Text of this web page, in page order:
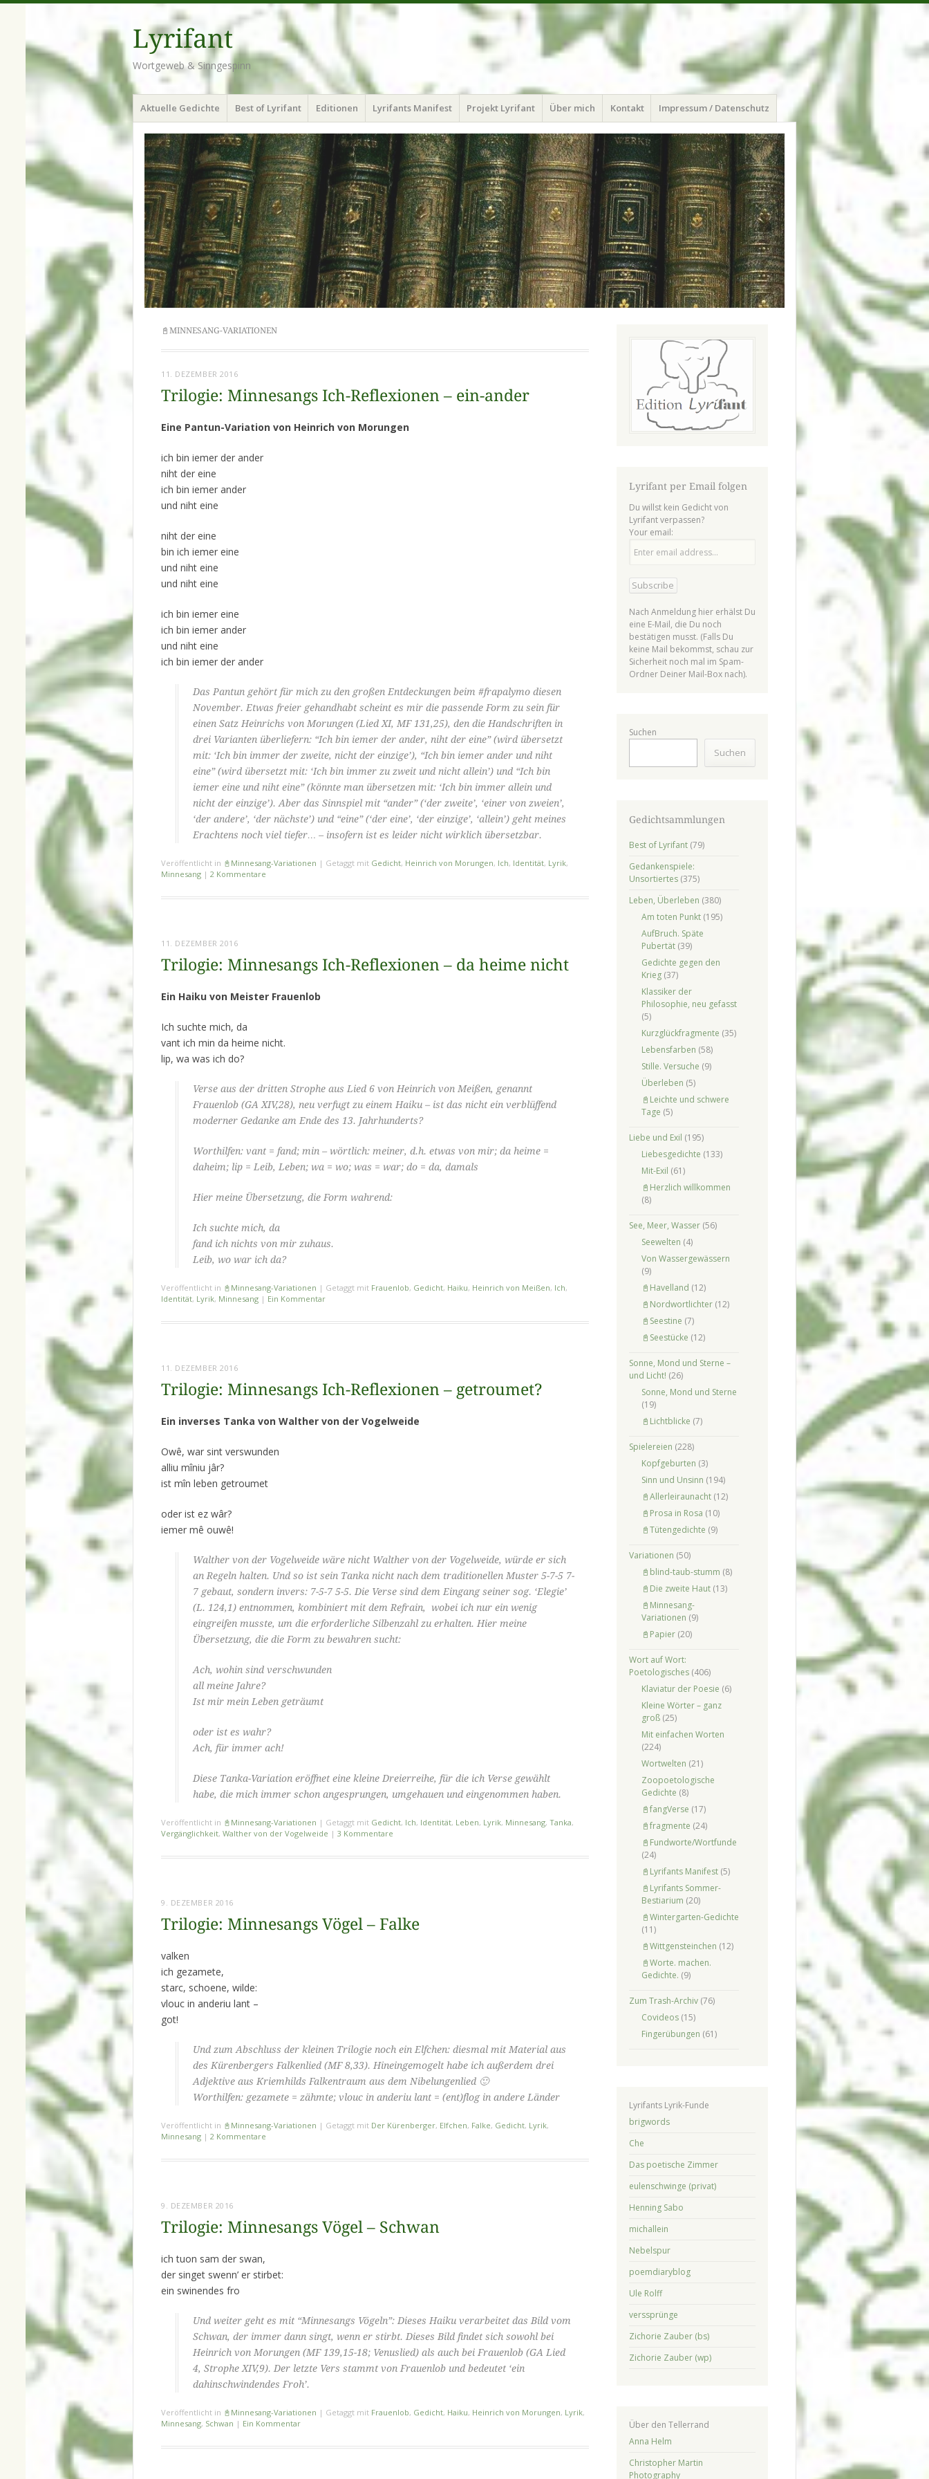
Lyrifant
Wortgeweb & Sinngespinn
Menü
Zum
Inhalt
springen
Aktuelle Gedichte Best of Lyrifant Editionen Lyrifants Manifest Projekt Lyrifant Über mich Kontakt Impressum / Datenschutz
📓MINNESANG-VARIATIONEN
11. DEZEMBER 2016
Trilogie: Minnesangs Ich-Reflexionen – ein-ander
Eine Pantun-Variation von Heinrich von Morungen
ich bin iemer der ander
niht der eine
ich bin iemer ander
und niht eine
niht der eine
bin ich iemer eine
und niht eine
und niht eine
ich bin iemer eine
ich bin iemer ander
und niht eine
ich bin iemer der ander
Das Pantun gehört für mich zu den großen Entdeckungen beim #frapalymo diesen
November. Etwas freier gehandhabt scheint es mir die passende Form zu sein für
einen Satz Heinrichs von Morungen (Lied XI, MF 131,25), den die Handschriften in
drei Varianten überliefern: “Ich bin iemer der ander, niht der eine” (wird übersetzt
mit: ‘Ich bin immer der zweite, nicht der einzige’), “Ich bin iemer ander und niht
eine” (wird übersetzt mit: ‘Ich bin immer zu zweit und nicht allein’) und “Ich bin
iemer eine und niht eine” (könnte man übersetzen mit: ‘Ich bin immer allein und
nicht der einzige’). Aber das Sinnspiel mit “ander” (‘der zweite’, ‘einer von zweien’,
‘der andere’, ‘der nächste’) und “eine” (‘der eine’, ‘der einzige’, ‘allein’) geht meines
Erachtens noch viel tiefer… – insofern ist es leider nicht wirklich übersetzbar.
Veröffentlicht in 📓Minnesang-Variationen | Getaggt mit Gedicht, Heinrich von Morungen, Ich, Identität, Lyrik,
Minnesang | 2 Kommentare
11. DEZEMBER 2016
Trilogie: Minnesangs Ich-Reflexionen – da heime nicht
Ein Haiku von Meister Frauenlob
Ich suchte mich, da
vant ich min da heime nicht.
lip, wa was ich do?
Verse aus der dritten Strophe aus Lied 6 von Heinrich von Meißen, genannt
Frauenlob (GA XIV,28), neu verfugt zu einem Haiku – ist das nicht ein verblüffend
moderner Gedanke am Ende des 13. Jahrhunderts?
Worthilfen: vant = fand; min – wörtlich: meiner, d.h. etwas von mir; da heime =
daheim; lip = Leib, Leben; wa = wo; was = war; do = da, damals
Hier meine Übersetzung, die Form wahrend:
Ich suchte mich, da
fand ich nichts von mir zuhaus.
Leib, wo war ich da?
Veröffentlicht in 📓Minnesang-Variationen | Getaggt mit Frauenlob, Gedicht, Haiku, Heinrich von Meißen, Ich,
Identität, Lyrik, Minnesang | Ein Kommentar
11. DEZEMBER 2016
Trilogie: Minnesangs Ich-Reflexionen – getroumet?
Ein inverses Tanka von Walther von der Vogelweide
Owê, war sint verswunden
alliu mîniu jâr?
ist mîn leben getroumet
oder ist ez wâr?
iemer mê ouwê!
Walther von der Vogelweide wäre nicht Walther von der Vogelweide, würde er sich
an Regeln halten. Und so ist sein Tanka nicht nach dem traditionellen Muster 5-7-5 7-
7 gebaut, sondern invers: 7-5-7 5-5. Die Verse sind dem Eingang seiner sog. ‘Elegie’
(L. 124,1) entnommen, kombiniert mit dem Refrain, wobei ich nur ein wenig
eingreifen musste, um die erforderliche Silbenzahl zu erhalten. Hier meine
Übersetzung, die die Form zu bewahren sucht:
Ach, wohin sind verschwunden
all meine Jahre?
Ist mir mein Leben geträumt
oder ist es wahr?
Ach, für immer ach!
Diese Tanka-Variation eröffnet eine kleine Dreierreihe, für die ich Verse gewählt
habe, die mich immer schon angesprungen, umgehauen und eingenommen haben.
Veröffentlicht in 📓Minnesang-Variationen | Getaggt mit Gedicht, Ich, Identität, Leben, Lyrik, Minnesang, Tanka,
Vergänglichkeit, Walther von der Vogelweide | 3 Kommentare
9. DEZEMBER 2016
Trilogie: Minnesangs Vögel – Falke
valken
ich gezamete,
starc, schoene, wilde:
vlouc in anderiu lant –
got!
Und zum Abschluss der kleinen Trilogie noch ein Elfchen: diesmal mit Material aus
des Kürenbergers Falkenlied (MF 8,33). Hineingemogelt habe ich außerdem drei
Adjektive aus Kriemhilds Falkentraum aus dem Nibelungenlied 🙂
Worthilfen: gezamete = zähmte; vlouc in anderiu lant = (ent)flog in andere Länder
Veröffentlicht in 📓Minnesang-Variationen | Getaggt mit Der Kürenberger, Elfchen, Falke, Gedicht, Lyrik,
Minnesang | 2 Kommentare
9. DEZEMBER 2016
Trilogie: Minnesangs Vögel – Schwan
ich tuon sam der swan,
der singet swenn’ er stirbet:
ein swinendes fro
Und weiter geht es mit “Minnesangs Vögeln”: Dieses Haiku verarbeitet das Bild vom
Schwan, der immer dann singt, wenn er stirbt. Dieses Bild findet sich sowohl bei
Heinrich von Morungen (MF 139,15-18; Venuslied) als auch bei Frauenlob (GA Lied
4, Strophe XIV,9). Der letzte Vers stammt von Frauenlob und bedeutet ‘ein
dahinschwindendes Froh’.
Veröffentlicht in 📓Minnesang-Variationen | Getaggt mit Frauenlob, Gedicht, Haiku, Heinrich von Morungen, Lyrik,
Minnesang, Schwan | Ein Kommentar
Lyrifant per Email folgen
Du willst kein Gedicht von
Lyrifant verpassen?
Your email:
Nach Anmeldung hier erhälst Du
eine E-Mail, die Du noch
bestätigen musst. (Falls Du
keine Mail bekommst, schau zur
Sicherheit noch mal im Spam-
Ordner Deiner Mail-Box nach).
Suchen
Suchen
Gedichtsammlungen
Best of Lyrifant(79)
Gedankenspiele:
Unsortiertes(375)
Leben, Überleben (380)
Am toten Punkt(195)
AufBruch. Späte
Pubertät(39)
Gedichte gegen den
Krieg(37)
Klassiker der
Philosophie, neu gefasst
(5)
Kurzglückfragmente (35)
Lebensfarben (58)
Stille. Versuche (9)
Überleben (5)
📓Leichte und schwere
Tage (5)
Liebe und Exil (195)
Liebesgedichte (133)
Mit-Exil (61)
📓Herzlich willkommen
(8)
See, Meer, Wasser(56)
Seewelten (4)
Von Wassergewässern
(9)
📓Havelland (12)
📓Nordwortlichter(12)
📓Seestine (7)
📓Seestücke (12)
Sonne, Mond und Sterne –
und Licht! (26)
Sonne, Mond und Sterne
(19)
📓Lichtblicke (7)
Spielereien (228)
Kopfgeburten (3)
Sinn und Unsinn (194)
📓Allerleiraunacht(12)
📓Prosa in Rosa (10)
📓Tütengedichte (9)
Variationen (50)
📓blind-taub-stumm (8)
📓Die zweite Haut(13)
📓Minnesang-
Variationen (9)
📓Papier(20)
Wort auf Wort:
Poetologisches(406)
Klaviatur der Poesie (6)
Kleine Wörter – ganz
groß(25)
Mit einfachen Worten
(224)
Wortwelten (21)
Zoopoetologische
Gedichte (8)
📓fangVerse (17)
📓fragmente (24)
📓Fundworte/Wortfunde
(24)
📓Lyrifants Manifest(5)
📓Lyrifants Sommer-
Bestiarium (20)
📓Wintergarten-Gedichte
(11)
📓Wittgensteinchen (12)
📓Worte. machen.
Gedichte. (9)
Zum Trash-Archiv(76)
Covideos(15)
Fingerübungen (61)
Lyrifants Lyrik-Funde
brigwords
Che
Das poetische Zimmer
eulenschwinge (privat)
Henning Sabo
michallein
Nebelspur
poemdiaryblog
Ule Rolff
verssprünge
Zichorie Zauber (bs)
Zichorie Zauber (wp)
Über den Tellerrand
Anna Helm
Christopher Martin
Photography